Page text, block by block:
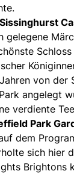
von
angelegt
verdiente
Park
dem
sich hier
Brightons